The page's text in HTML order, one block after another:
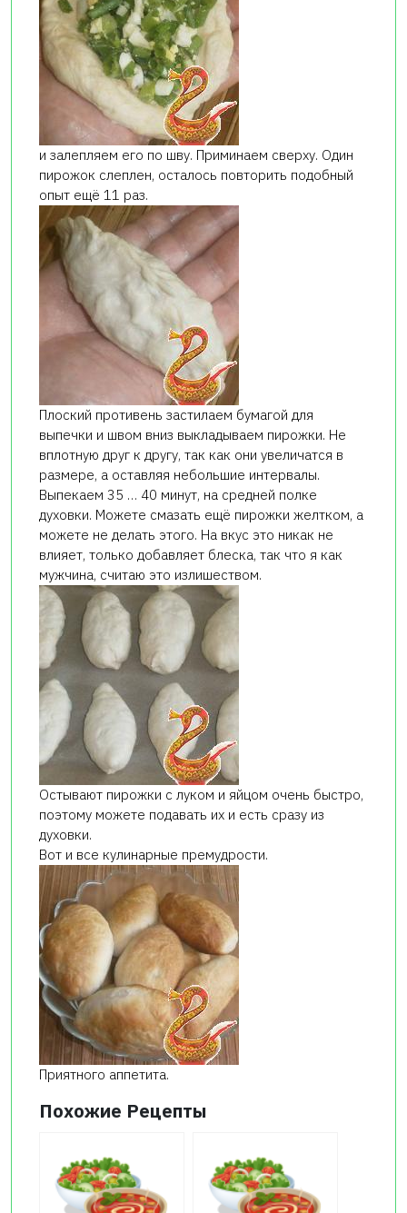
и залепляем его по шву. Приминаем сверху. Один
пирожок слеплен, осталось повторить подобный
опыт ещё 11 раз.
Плоский противень застилаем бумагой для
выпечки и швом вниз выкладываем пирожки. Не
вплотную друг к другу, так как они увеличатся в
размере, а оставляя небольшие интервалы.
Выпекаем 35 … 40 минут, на средней полке
духовки. Можете смазать ещё пирожки желтком, а
можете не делать этого. На вкус это никак не
влияет, только добавляет блеска, так что я как
мужчина, считаю это излишеством.
Остывают пирожки с луком и яйцом очень быстро,
поэтому можете подавать их и есть сразу из
духовки.
Вот и все кулинарные премудрости.
Приятного аппетита.
Похожие Рецепты